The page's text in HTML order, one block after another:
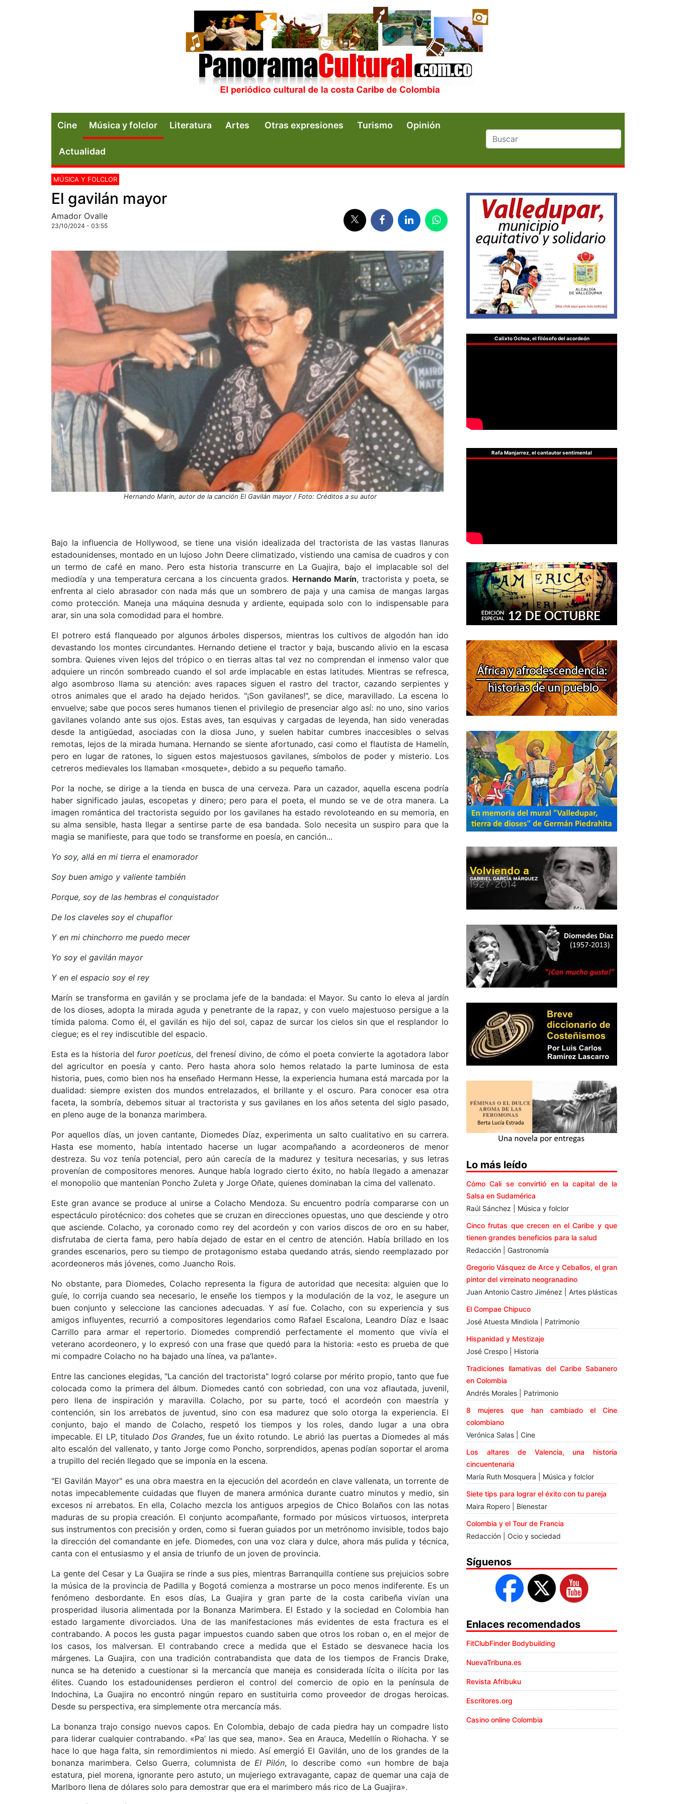
Cine Música y folclor Literatura Artes Otras expresiones Turismo Opinión
Actualidad
MÚSICA Y FOLCLOR
El gavilán mayor
Amador Ovalle
23/10/2024 - 03:55
Hernando Marín, autor de la canción El Gavilán mayor / Foto: Créditos a su autor
Bajo la influencia de Hollywood, se tiene una visión idealizada del tractorista de las vastas llanuras
estadounidenses, montado en un lujoso John Deere climatizado, vistiendo una camisa de cuadros y con
un termo de café en mano. Pero esta historia transcurre en La Guajira, bajo el implacable sol del
mediodía y una temperatura cercana a los cincuenta grados. Hernando Marín, tractorista y poeta, se
enfrenta al cielo abrasador con nada más que un sombrero de paja y una camisa de mangas largas
como protección. Maneja una máquina desnuda y ardiente, equipada solo con lo indispensable para
arar, sin una sola comodidad para el hombre.
El potrero está flanqueado por algunos árboles dispersos, mientras los cultivos de algodón han ido
devastando los montes circundantes. Hernando detiene el tractor y baja, buscando alivio en la escasa
sombra. Quienes viven lejos del trópico o en tierras altas tal vez no comprendan el inmenso valor que
adquiere un rincón sombreado cuando el sol arde implacable en estas latitudes. Mientras se refresca,
algo asombroso llama su atención: aves rapaces siguen el rastro del tractor, cazando serpientes y
otros animales que el arado ha dejado heridos. "¡Son gavilanes!", se dice, maravillado. La escena lo
envuelve; sabe que pocos seres humanos tienen el privilegio de presenciar algo así: no uno, sino varios
gavilanes volando ante sus ojos. Estas aves, tan esquivas y cargadas de leyenda, han sido veneradas
desde la antigüedad, asociadas con la diosa Juno, y suelen habitar cumbres inaccesibles o selvas
remotas, lejos de la mirada humana. Hernando se siente afortunado, casi como el flautista de Hamelín,
pero en lugar de ratones, lo siguen estos majestuosos gavilanes, símbolos de poder y misterio. Los
cetreros medievales los llamaban «mosquete», debido a su pequeño tamaño.
Por la noche, se dirige a la tienda en busca de una cerveza. Para un cazador, aquella escena podría
haber significado jaulas, escopetas y dinero; pero para el poeta, el mundo se ve de otra manera. La
imagen romántica del tractorista seguido por los gavilanes ha estado revoloteando en su memoria, en
su alma sensible, hasta llegar a sentirse parte de esa bandada. Solo necesita un suspiro para que la
magia se manifieste, para que todo se transforme en poesía, en canción...
Yo soy, allá en mi tierra el enamorador
Soy buen amigo y valiente también
Porque, soy de las hembras el conquistador
De los claveles soy el chupaflor
Y en mi chinchorro me puedo mecer
Yo soy el gavilán mayor
Y en el espacio soy el rey
Marín se transforma en gavilán y se proclama jefe de la bandada: el Mayor. Su canto lo eleva al jardín
de los dioses, adopta la mirada aguda y penetrante de la rapaz, y con vuelo majestuoso persigue a la
tímida paloma. Como él, el gavilán es hijo del sol, capaz de surcar los cielos sin que el resplandor lo
ciegue; es el rey indiscutible del espacio.
Esta es la historia del furor poeticus, del frenesí divino, de cómo el poeta convierte la agotadora labor
del agricultor en poesía y canto. Pero hasta ahora solo hemos relatado la parte luminosa de esta
historia, pues, como bien nos ha enseñado Hermann Hesse, la experiencia humana está marcada por la
dualidad: siempre existen dos mundos entrelazados, el brillante y el oscuro. Para conocer esa otra
faceta, la sombría, debemos situar al tractorista y sus gavilanes en los años setenta del siglo pasado,
en pleno auge de la bonanza marimbera.
Por aquellos días, un joven cantante, Diomedes Díaz, experimenta un salto cualitativo en su carrera.
Hasta ese momento, había intentado hacerse un lugar acompañando a acordeoneros de menor
destreza. Su voz tenía potencial, pero aún carecía de la madurez y tesitura necesarias, y sus letras
provenían de compositores menores. Aunque había logrado cierto éxito, no había llegado a amenazar
el monopolio que mantenían Poncho Zuleta y Jorge Oñate, quienes dominaban la cima del vallenato.
Este gran avance se produce al unirse a Colacho Mendoza. Su encuentro podría compararse con un
espectáculo pirotécnico: dos cohetes que se cruzan en direcciones opuestas, uno que desciende y otro
que asciende. Colacho, ya coronado como rey del acordeón y con varios discos de oro en su haber,
disfrutaba de cierta fama, pero había dejado de estar en el centro de atención. Había brillado en los
grandes escenarios, pero su tiempo de protagonismo estaba quedando atrás, siendo reemplazado por
acordeoneros más jóvenes, como Juancho Rois.
No obstante, para Diomedes, Colacho representa la figura de autoridad que necesita: alguien que lo
guíe, lo corrija cuando sea necesario, le enseñe los tiempos y la modulación de la voz, le asegure un
buen conjunto y seleccione las canciones adecuadas. Y así fue. Colacho, con su experiencia y sus
amigos influyentes, recurrió a compositores legendarios como Rafael Escalona, Leandro Díaz e Isaac
Carrillo para armar el repertorio. Diomedes comprendió perfectamente el momento que vivía el
veterano acordeonero, y lo expresó con una frase que quedó para la historia: «esto es prueba de que
mi compadre Colacho no ha bajado una línea, va pa’lante».
Entre las canciones elegidas, "La canción del tractorista" logró colarse por mérito propio, tanto que fue
colocada como la primera del álbum. Diomedes cantó con sobriedad, con una voz aflautada, juvenil,
pero llena de inspiración y maravilla. Colacho, por su parte, tocó el acordeón con maestría y
contención, sin los arrebatos de juventud, sino con esa madurez que solo otorga la experiencia. El
conjunto, bajo el mando de Colacho, respetó los tiempos y los roles, dando lugar a una obra
impecable. El LP, tituladoDos Grandes, fue un éxito rotundo. Le abrió las puertas a Diomedes al más
alto escalón del vallenato, y tanto Jorge como Poncho, sorprendidos, apenas podían soportar el aroma
a trupillo del recién llegado que se imponía en la escena.
"El Gavilán Mayor" es una obra maestra en la ejecución del acordeón en clave vallenata, un torrente de
notas impecablemente cuidadas que fluyen de manera armónica durante cuatro minutos y medio, sin
excesos ni arrebatos. En ella, Colacho mezcla los antiguos arpegios de Chico Bolaños con las notas
maduras de su propia creación. El conjunto acompañante, formado por músicos virtuosos, interpreta
sus instrumentos con precisión y orden, como si fueran guiados por un metrónomo invisible, todos bajo
la dirección del comandante en jefe. Diomedes, con una voz clara y dulce, ahora más pulida y técnica,
canta con el entusiasmo y el ansia de triunfo de un joven de provincia.
La gente del Cesar y La Guajira se rinde a sus pies, mientras Barranquilla contiene sus prejuicios sobre
la música de la provincia de Padilla y Bogotá comienza a mostrarse un poco menos indiferente. Es un
fenómeno desbordante. En esos días, La Guajira y gran parte de la costa caribeña vivían una
prosperidad ilusoria alimentada por la Bonanza Marimbera. El Estado y la sociedad en Colombia han
estado largamente divorciados. Una de las manifestaciones más evidentes de esta fractura es el
contrabando. A pocos les gusta pagar impuestos cuando saben que otros los roban o, en el mejor de
los casos, los malversan. El contrabando crece a medida que el Estado se desvanece hacia los
márgenes. La Guajira, con una tradición contrabandista que data de los tiempos de Francis Drake,
nunca se ha detenido a cuestionar si la mercancía que maneja es considerada lícita o ilícita por las
élites. Cuando los estadounidenses perdieron el control del comercio de opio en la península de
Indochina, La Guajira no encontró ningún reparo en sustituirla como proveedor de drogas heroicas.
Desde su perspectiva, era simplemente otra mercancía más.
La bonanza trajo consigo nuevos capos. En Colombia, debajo de cada piedra hay un compadre listo
para liderar cualquier contrabando. «Pa’ las que sea, mano». Sea en Arauca, Medellín o Riohacha. Y se
hace lo que haga falta, sin remordimientos ni miedo. Así emergió El Gavilán, uno de los grandes de la
bonanza marimbera. Celso Guerra, columnista de El Pilón, lo describe como «un hombre de baja
estatura, piel morena, ignorante pero astuto, un mujeriego extravagante, capaz de quemar una caja de
Marlboro llena de dólares solo para demostrar que era el marimbero más rico de La Guajira».
Calixto Ochoa, el filósofo del acordeón
Rafa Manjarrez, el cantautor sentimental
Lo más leído
Cómo Cali se convirtió en la capital de la
Salsa en Sudamérica
Raúl Sánchez | Música y folclor
Cinco frutas que crecen en el Caribe y que
tienen grandes beneficios para la salud
Redacción | Gastronomía
Gregorio Vásquez de Arce y Ceballos, el gran
pintor del virreinato neogranadino
Juan Antonio Castro Jiménez | Artes plásticas
El Compae Chipuco
José Atuesta Mindiola | Patrimonio
Hispanidad y Mestizaje
José Crespo | Historia
Tradiciones llamativas del Caribe Sabanero
en Colombia
Andrés Morales | Patrimonio
8 mujeres que han cambiado el Cine
colombiano
Verónica Salas | Cine
Los altares de Valencia, una historia
cincuentenaria
María Ruth Mosquera | Música y folclor
Siete tips para lograr el éxito con tu pareja
Maira Ropero | Bienestar
Colombia y el Tour de Francia
Redacción | Ocio y sociedad
Síguenos
Enlaces recomendados
FitClubFinder Bodybuilding
NuevaTribuna.es
Revista Afribuku
Escritores.org
Casino online Colombia